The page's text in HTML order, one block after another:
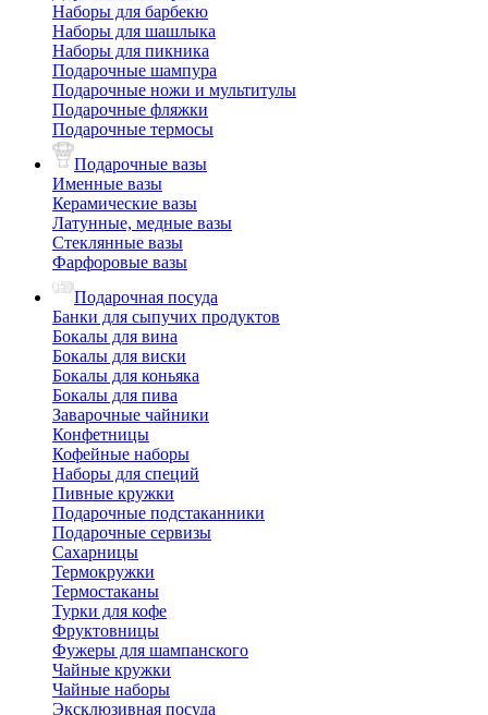
Наборы для барбекю
Наборы для шашлыка
Наборы для пикника
Подарочные шампура
Подарочные ножи и мультитулы
Подарочные фляжки
Подарочные термосы
Подарочные вазы
Именные вазы
Керамические вазы
Латунные, медные вазы
Стеклянные вазы
Фарфоровые вазы
Подарочная посуда
Банки для сыпучих продуктов
Бокалы для вина
Бокалы для виски
Бокалы для коньяка
Бокалы для пива
Заварочные чайники
Конфетницы
Кофейные наборы
Наборы для специй
Пивные кружки
Подарочные подстаканники
Подарочные сервизы
Сахарницы
Термокружки
Термостаканы
Турки для кофе
Фруктовницы
Фужеры для шампанского
Чайные кружки
Чайные наборы
Эксклюзивная посуда